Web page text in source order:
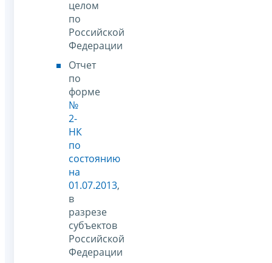
целом
по
Российской
Федерации
Отчет
по
форме
№
2-
НК
по
состоянию
на
01.07.2013,
в
разрезе
субъектов
Российской
Федерации